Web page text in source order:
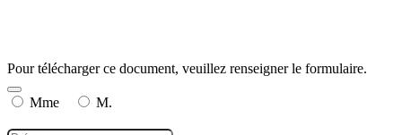
Pour télécharger ce document, veuillez renseigner le formulaire.
Mme M.